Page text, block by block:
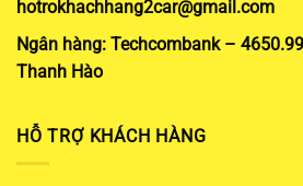
hotrokhachhang2car@gmail.com
Ngân hàng: Techcombank –
Thanh Hào
HỖ TRỢ KHÁCH HÀNG